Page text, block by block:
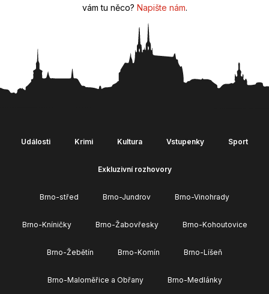
vám tu něco? Napište nám.
Události Krimi Kultura Vstupenky Sport
Exkluzivní rozhovory
Brno-střed Brno-Jundrov Brno-Vinohrady
Brno-Kníničky Brno-Žabovřesky Brno-Kohoutovice
Brno-Žebětín Brno-Komín Brno-Líšeň
Brno-Maloměřice a Obřany Brno-Medlánky